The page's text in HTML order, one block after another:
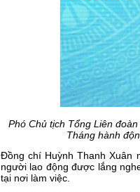
Phó Chủ tịch Tổng Liên
Tháng hành
Đồng chí Huỳnh Thanh Xuân
người lao động được lắng
tại nơi làm việc.